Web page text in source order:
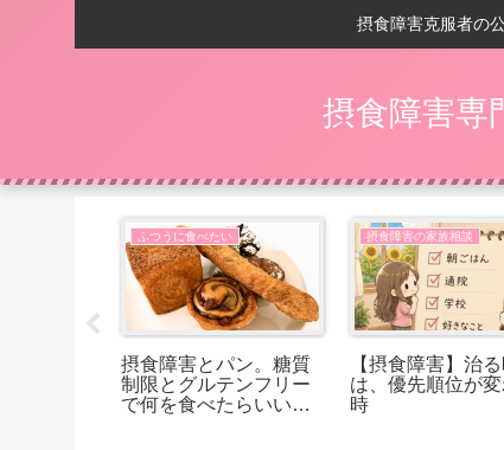
摂食障害克服者の
摂食障害専
ふつうに食べたい
摂食障害とパン。糖質
制限とグルテンフリー
で何を食べたらいいか
摂食障害の家族相談
【摂食障害】治
は、優先順位が変
時